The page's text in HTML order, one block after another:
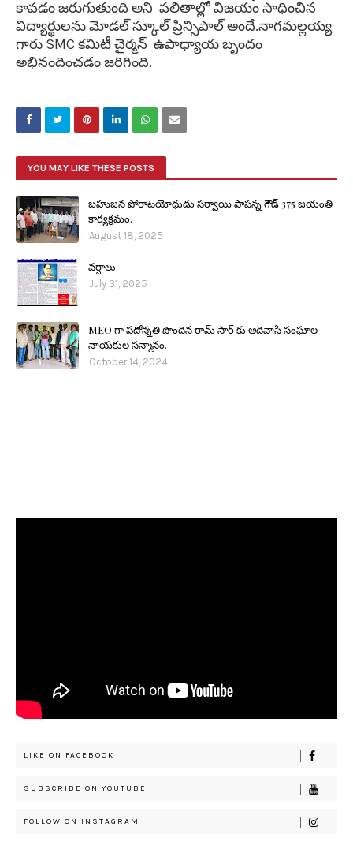
కావడం జరుగుతుంది అని పలితాల్లో విజయం సాధించిన
విద్యార్థులను మోడల్ స్కూల్ ప్రిన్సిపాల్ అందే.నాగమల్లయ్య
గారు SMC కమిటీ చైర్మన్ ఉపాధ్యాయ బృందం
అభినందించడం జరిగింది.
YOU MAY LIKE THESE POSTS
బహుజన పోరాటయోధుడు సర్వాయి పాపన్న గౌడ్ 375 జయంతి
కార్యక్రమం.
August 18, 2025
వర్షాలు
July 31, 2025
MEO గా పదోన్నతి పొందిన రామ్ సార్ కు ఆదివాసి సంఘాల
నాయకుల సన్మానం.
October 14, 2024
LIKE ON FACEBOOK
SUBSCRIBE ON YOUTUBE
FOLLOW ON INSTAGRAM